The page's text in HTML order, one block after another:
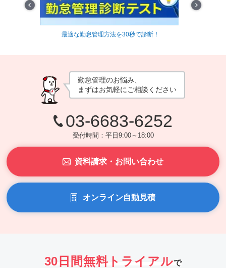
最適な勤怠管理方法を30秒で診断！
勤怠管理のお悩み、
まずはお気軽にご相談ください
03-6683-6252
受付時間：平日9:00～18:00
資料請求・お問い合わせ
オンライン自動見積
30日間無料トライアルで